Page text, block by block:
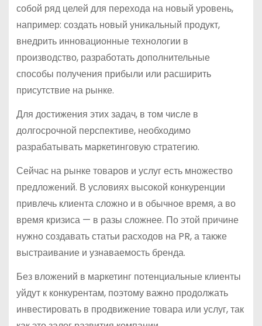
собой ряд целей для перехода на новый уровень,
например: создать новый уникальный продукт,
внедрить инновационные технологии в
производство, разработать дополнительные
способы получения прибыли или расширить
присутствие на рынке.
Для достижения этих задач, в том числе в
долгосрочной перспективе, необходимо
разрабатывать маркетинговую стратегию.
Сейчас на рынке товаров и услуг есть множество
предложений. В условиях высокой конкуренции
привлечь клиента сложно и в обычное время, а во
время кризиса — в разы сложнее. По этой причине
нужно создавать статьи расходов на PR, а также
выстраивание и узнаваемость бренда.
Без вложений в маркетинг потенциальные клиенты
уйдут к конкурентам, поэтому важно продолжать
инвестировать в продвижение товара или услуг, так